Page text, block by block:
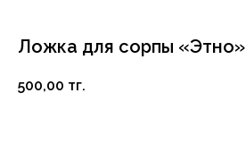
Ложка для сорпы «Этно»
500,00 тг.